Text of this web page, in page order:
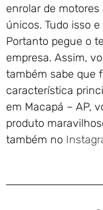
enrolar de
únicos. Tudo isso
Portanto pegue o
empresa. Assim,
também sabe que
característica
em Macapá – AP,
produto
também no